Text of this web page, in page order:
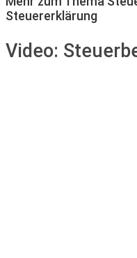
Steuererklärung
Video: